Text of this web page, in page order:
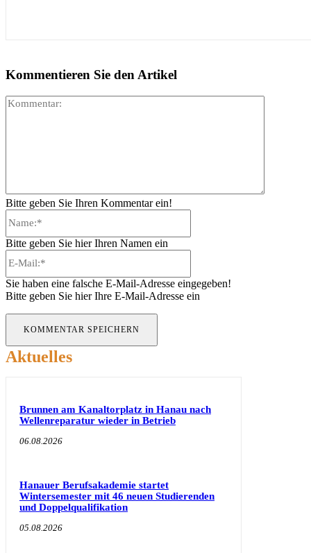
Kommentieren Sie den Artikel
Bitte geben Sie Ihren Kommentar ein!
Bitte geben Sie hier Ihren Namen ein
Sie haben eine falsche E-Mail-Adresse eingegeben!
Bitte geben Sie hier Ihre E-Mail-Adresse ein
Aktuelles
Brunnen am Kanaltorplatz in Hanau nach
Wellenreparatur wieder in Betrieb
06.08.2026
Hanauer Berufsakademie startet
Wintersemester mit 46 neuen Studierenden
und Doppelqualifikation
05.08.2026